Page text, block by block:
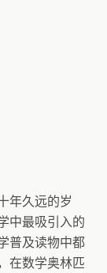
年久远的岁
中最吸引入的
普及读物中都
在数学奥林匹